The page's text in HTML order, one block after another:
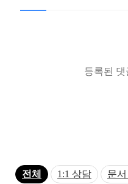
등록된
전체 1:1 상담 문